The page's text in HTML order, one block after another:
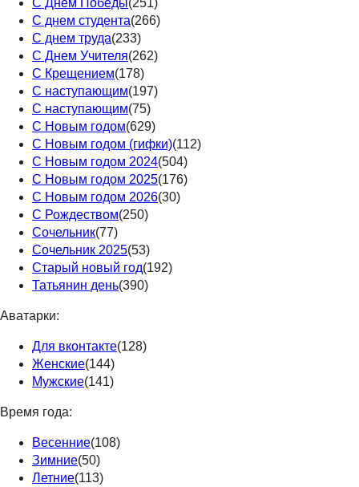
С Днем Победы(251)
С днем студента(266)
С днем труда(233)
С Днем Учителя(262)
С Крещением(178)
С наступающим(197)
С наступающим(75)
С Новым годом(629)
С Новым годом (гифки)(112)
С Новым годом 2024(504)
С Новым годом 2025(176)
С Новым годом 2026(30)
С Рождеством(250)
Сочельник(77)
Сочельник 2025(53)
Старый новый год(192)
Татьянин день(390)
Аватарки:
Для вконтакте(128)
Женские(144)
Мужские(141)
Время года:
Весенние(108)
Зимние(50)
Летние(113)